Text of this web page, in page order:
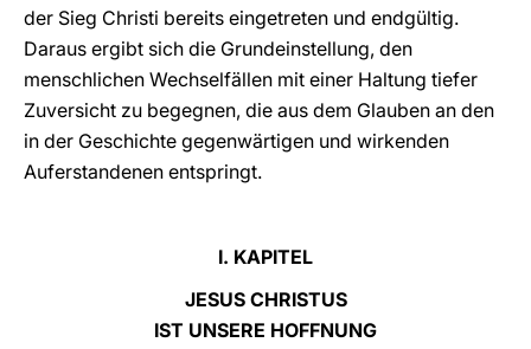
der Sieg Christi bereits eingetreten und endgültig.
Daraus ergibt sich die Grundeinstellung, den
menschlichen Wechselfällen mit einer Haltung tiefer
Zuversicht zu begegnen, die aus dem Glauben an den
in der Geschichte gegenwärtigen und wirkenden
Auferstandenen entspringt.
I. KAPITEL
JESUS CHRISTUS
IST UNSERE HOFFNUNG